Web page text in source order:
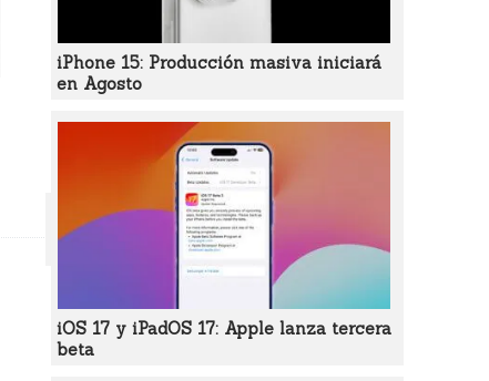
iPhone 15: Producción masiva iniciará
en Agosto
iOS 17 y iPadOS 17: Apple lanza tercera
beta